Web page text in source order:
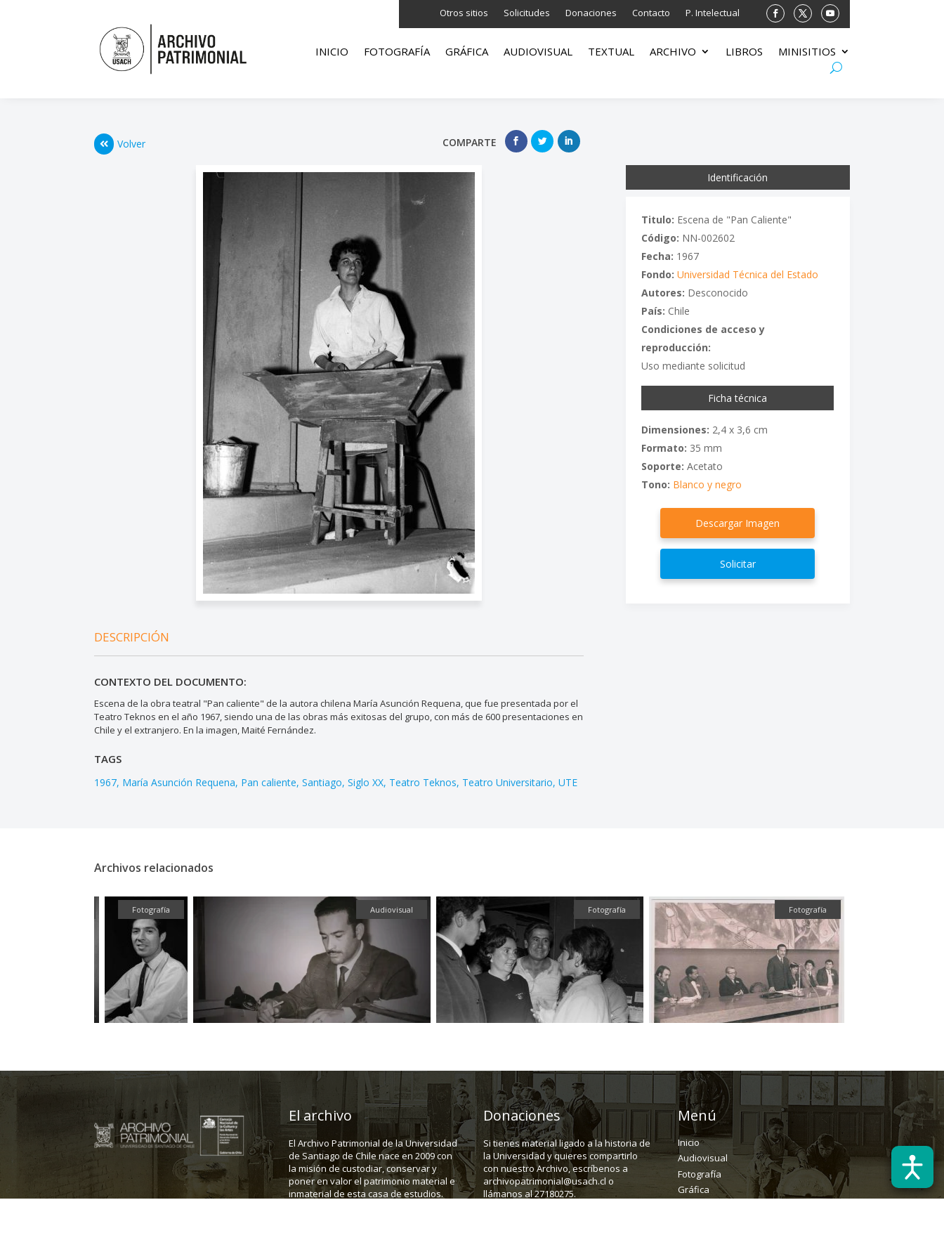
Otros sitios Solicitudes Donaciones Contacto P. Intelectual
INICIO FOTOGRAFÍA GRÁFICA AUDIOVISUAL TEXTUAL ARCHIVO LIBROS MINISITIOS
Volver COMPARTE
DESCRIPCIÓN
CONTEXTO DEL DOCUMENTO:
Escena de la obra teatral "Pan caliente" de la autora chilena María Asunción Requena, que fue presentada por el
Teatro Teknos en el año 1967, siendo una de las obras más exitosas del grupo, con más de 600 presentaciones en
Chile y el extranjero. En la imagen, Maité Fernández.
TAGS
1967 María Asunción Requena Pan caliente Santiago Siglo XX Teatro Teknos Teatro Universitario UTE
Identificación
Titulo: Escena de "Pan Caliente"
Código: NN-002602
Fecha: 1967
Fondo: Universidad Técnica del Estado
Autores: Desconocido
País: Chile
Condiciones de acceso y
reproducción:
Uso mediante solicitud
Ficha técnica
Dimensiones: 2,4 x 3,6 cm
Formato: 35 mm
Soporte: Acetato
Tono: Blanco y negro
Descargar Imagen
Solicitar
Archivos relacionados
Fotografía Audiovisual Fotografía Fotografía
El archivo
El Archivo Patrimonial de la Universidad
de Santiago de Chile nace en 2009 con
la misión de custodiar, conservar y
poner en valor el patrimonio material e
inmaterial de esta casa de estudios.
Donaciones
Si tienes material ligado a la historia de
la Universidad y quieres compartirlo
con nuestro Archivo, escríbenos a
archivopatrimonial@usach.cl o
llámanos al 27180275.
Menú
Inicio
Audiovisual
Fotografía
Gráfica